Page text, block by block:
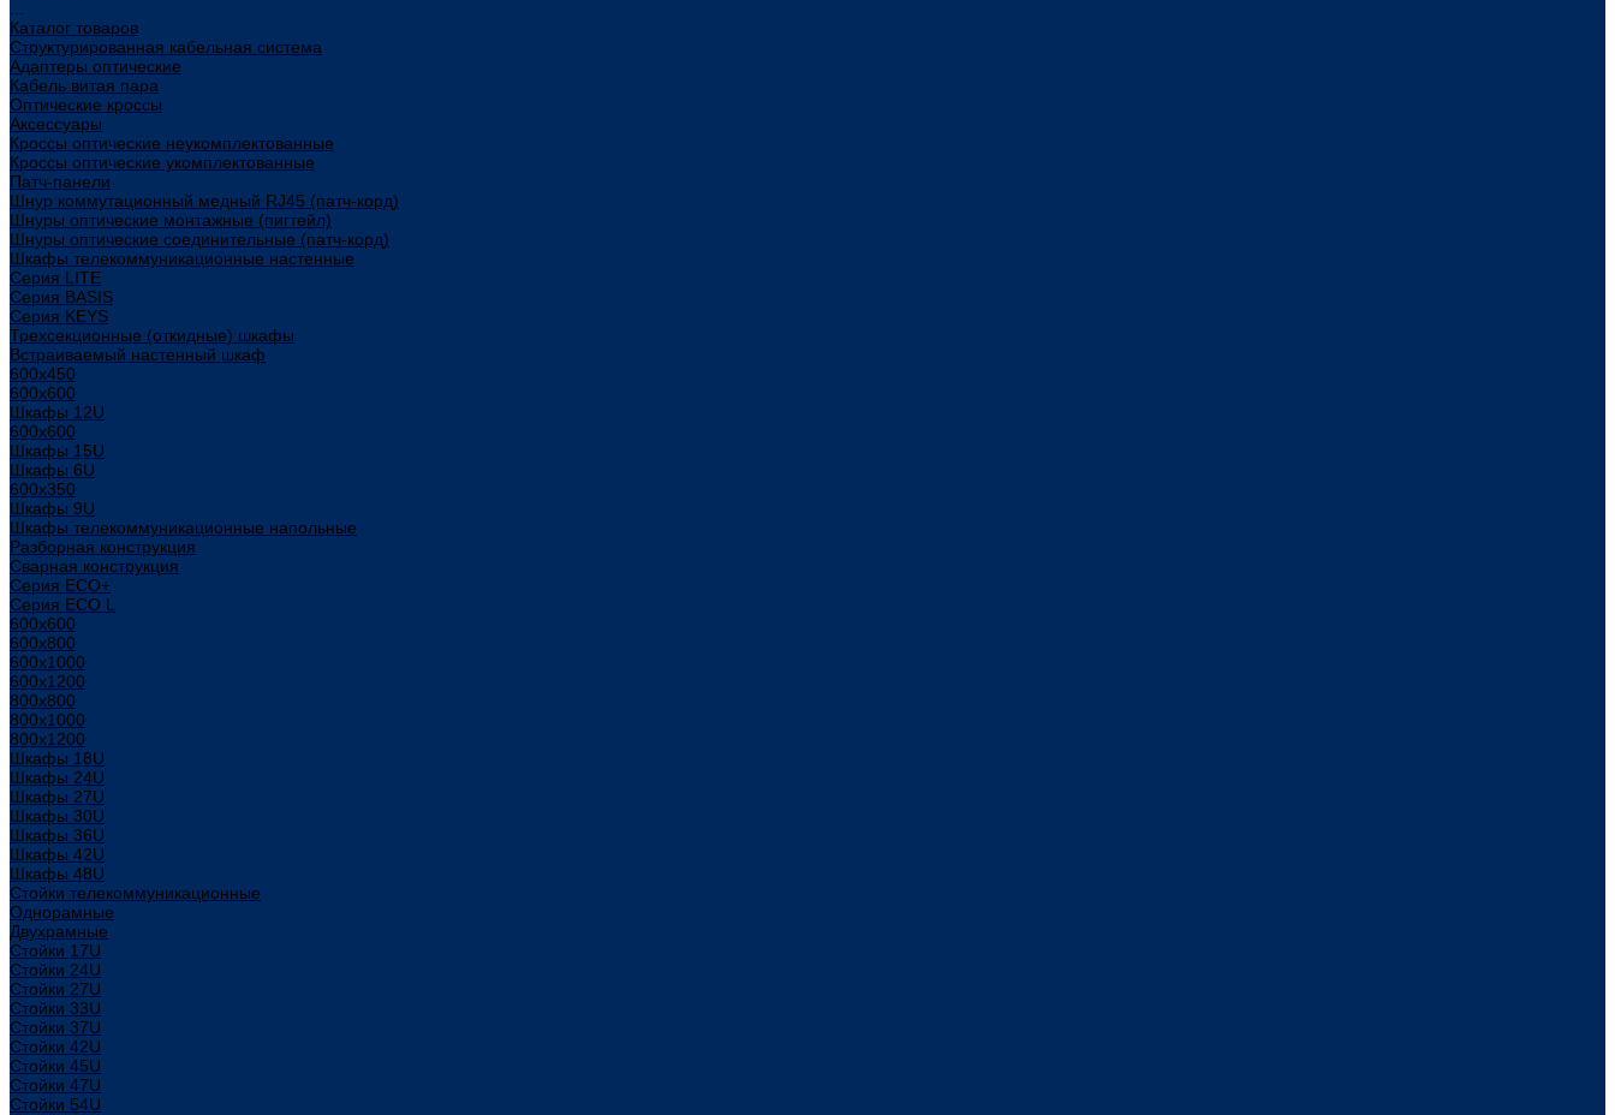
Каталог товаров
Структурированная кабельная система
Адаптеры оптические
Кабель витая пара
Оптические кроссы
Аксессуары
Кроссы оптические неукомплектованные
Кроссы оптические укомплектованные
Патч-панели
Шнур коммутационный медный RJ45 (патч-корд)
Шнуры оптические монтажные (пигтейл)
Шнуры оптические соединительные (патч-корд)
Шкафы телекоммуникационные настенные
Cерия LITE
Cерия BASIS
Cерия KEYS
Трехсекционные (откидные) шкафы
Встраиваемый настенный шкаф
600x450
600x600
Шкафы 12U
600x600
Шкафы 15U
Шкафы 6U
600x350
Шкафы 9U
Шкафы телекоммуникационные напольные
Разборная конструкция
Сварная конструкция
Серия ECO+
Серия ECO L
600x600
600x800
600х1000
600х1200
800x800
800х1000
800х1200
Шкафы 18U
Шкафы 24U
Шкафы 27U
Шкафы 30U
Шкафы 36U
Шкафы 42U
Шкафы 48U
Стойки телекоммуникационные
Однорамные
Двухрамные
Стойки 17U
Стойки 24U
Стойки 27U
Стойки 33U
Стойки 37U
Стойки 42U
Стойки 45U
Стойки 47U
Стойки 54U